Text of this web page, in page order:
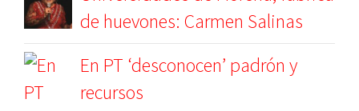
de huevones: Carmen Salinas
En PT ‘desconocen’ padrón y
recursos